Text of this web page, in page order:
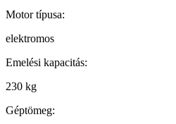
Motor típusa:
elektromos
Emelési kapacitás:
230 kg
Géptömeg: